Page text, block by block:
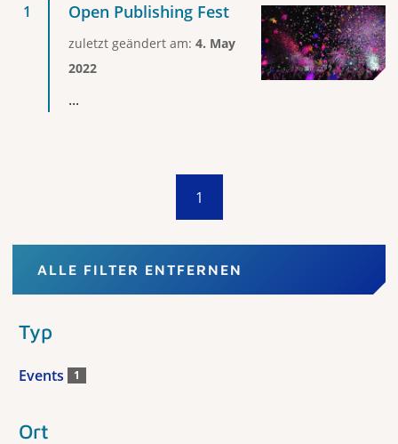
Open Publishing Fest
zuletzt geändert am: 4. May
2022
...
1
ALLE FILTER ENTFERNEN
Typ
Events 1
Ort